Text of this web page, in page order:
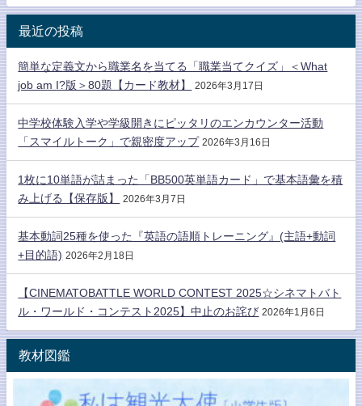
最近の投稿
簡単な定義文から職業名を当てる「職業当てクイズ」＜What
job am I?版＞80題【カード教材】
2026年3月17日
中学校体験入学や学級開きにピッタリのエンカウンター活動
「スマイルトーク」で親密度アップ 2026年3月16日
1枚に10単語が詰まった「BB500英単語カード」で基本語彙を積
み上げる【保存版】
2026年3月7日
基本動詞25種を使った『英語の語順トレーニング』(主語+動詞
+目的語) 2026年2月18日
【CINEMATOBATTLE WORLD CONTEST 2025☆シネマトバト
ル・ワールド・コンテスト2025】中止のお詫び 2026年1月6日
教材図鑑